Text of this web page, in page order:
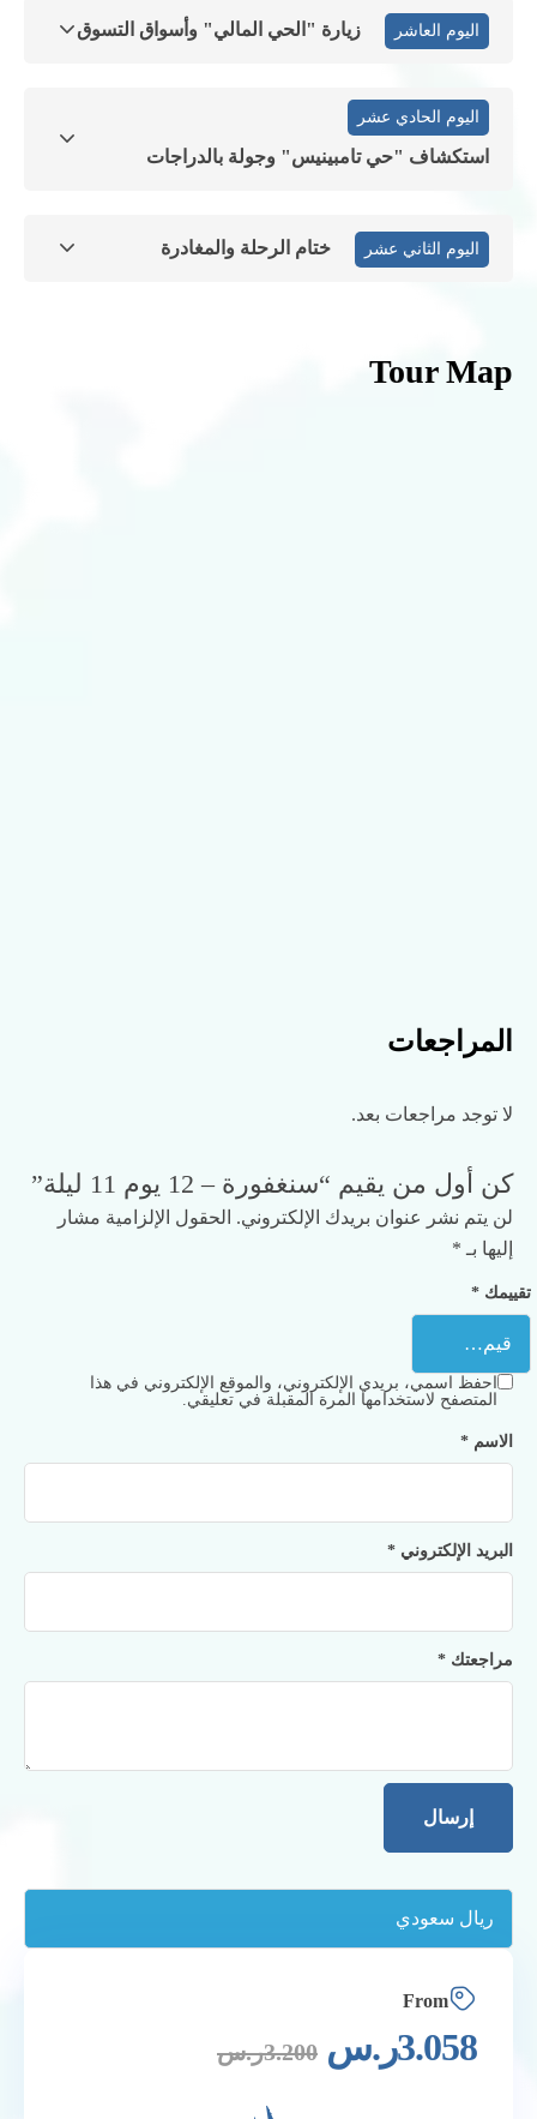
اليوم العاشر زيارة "الحي المالي" وأسواق التسوق
اليوم الحادي عشر
استكشاف "حي تامبينيس" وجولة بالدراجات
اليوم الثاني عشر ختام الرحلة والمغادرة
Tour Map
المراجعات
لا توجد مراجعات بعد.
كن أول من يقيم “سنغفورة – 12 يوم 11 ليلة”
لن يتم نشر عنوان بريدك الإلكتروني. الحقول الإلزامية مشار
إليها بـ *
تقييمك *
مراجعتك *
الاسم *
البريد الإلكتروني *
احفظ اسمي، بريدي الإلكتروني، والموقع الإلكتروني في هذا
المتصفح لاستخدامها المرة المقبلة في تعليقي.
From
3.058ر.س 3.200ر.س